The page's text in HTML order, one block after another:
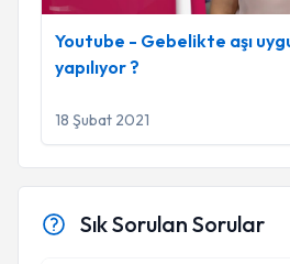
Youtube - Gebelikte aşı
yapılıyor ?
18 Şubat 2021
Sık Sorulan Sorular